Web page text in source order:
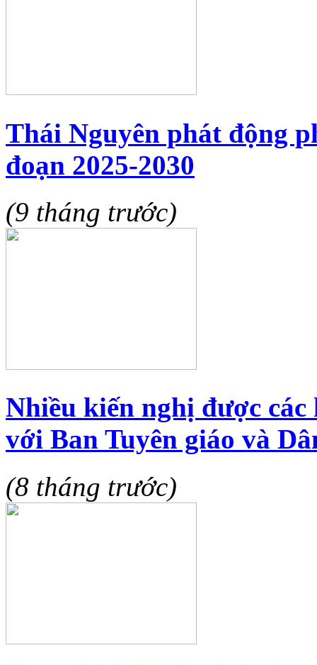
Thái Nguyên phát động
đoạn 2025-2030
(9 tháng trước)
Nhiều kiến nghị được
với Ban Tuyên giáo và
(8 tháng trước)